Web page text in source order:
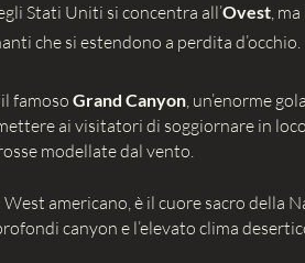
Stati Uniti si concentra all’Ovest,
che si estendono a perdita d’occhio.
famoso Grand Canyon, un’enorme
ai visitatori di soggiornare in loco
modellate dal vento.
americano, è il cuore sacro della
canyon e l’elevato clima